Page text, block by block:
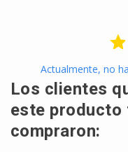
Actualmente, no
Los clientes
este producto
compraron: